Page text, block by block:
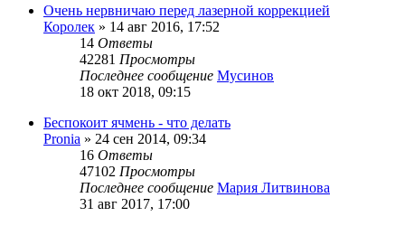
Очень нервничаю перед лазерной коррекцией
Королек » 14 авг 2016, 17:52
14 Ответы
42281 Просмотры
Последнее сообщение Мусинов
18 окт 2018, 09:15
Беспокоит ячмень - что делать
Pronia » 24 сен 2014, 09:34
16 Ответы
47102 Просмотры
Последнее сообщение Мария Литвинова
31 авг 2017, 17:00